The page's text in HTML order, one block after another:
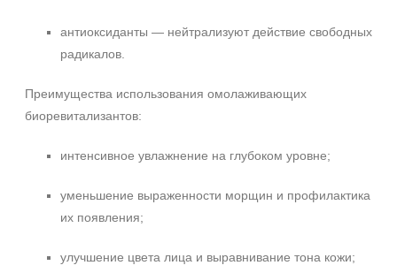
PDRN
Время применения
Ежедневный
антиоксиданты — нейтрализуют действие свободных
радикалов.
Преимущества использования омолаживающих
биоревитализантов:
интенсивное увлажнение на глубоком уровне;
уменьшение выраженности морщин и профилактика
их появления;
улучшение цвета лица и выравнивание тона кожи;